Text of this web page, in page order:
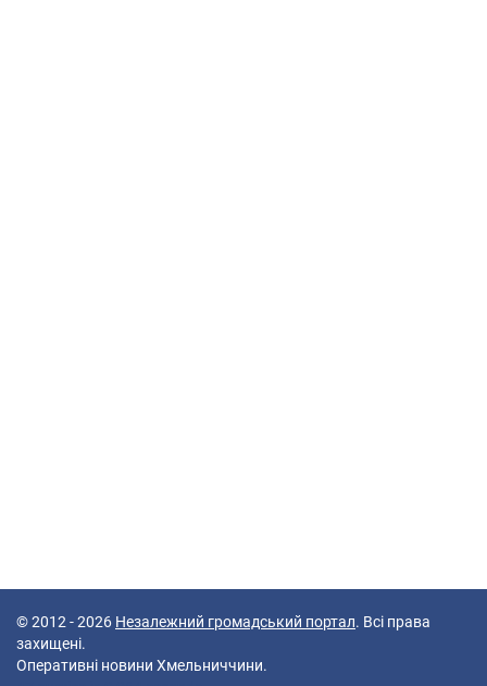
© 2012 - 2026 Незалежний громадський портал. Всі права
захищені.
Оперативні новини Хмельниччини.